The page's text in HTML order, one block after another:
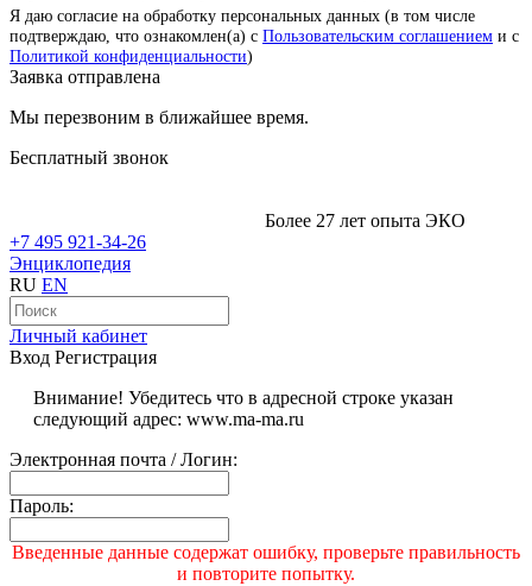
Я даю согласие на обработку персональных данных (в том числе
подтверждаю, что ознакомлен(а) с Пользовательским соглашением и с
Политикой конфиденциальности)
Заявка отправлена
Мы перезвоним в ближайшее время.
Бесплатный звонок
Более 27 лет опыта ЭКО
+7 495 921-34-26
Энциклопедия
RU EN
Личный кабинет
Вход Регистрация
Внимание! Убедитесь что в адресной строке указан
следующий адрес: www.ma-ma.ru
Электронная почта / Логин:
Пароль:
Введенные данные содержат ошибку, проверьте правильность
и повторите попытку.